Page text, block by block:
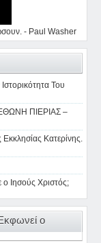
- Paul Washer
Του
ΠΙΕΡΙΑΣ –
Κατερίνης.
ο Ιησούς Χριστός;
ο